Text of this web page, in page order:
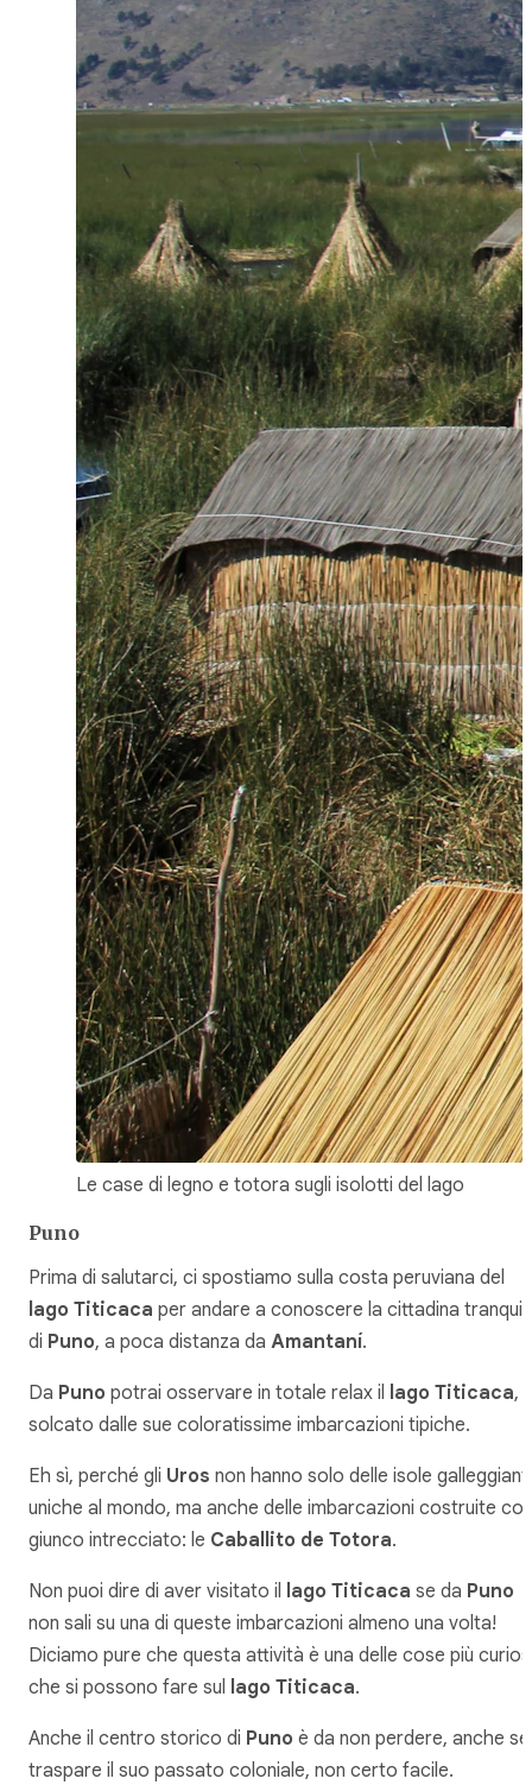
Le case di legno e totora sugli isolotti del lago
Puno
Prima di salutarci, ci spostiamo sulla costa peruviana del
lago Titicaca per andare a conoscere la cittadina
di Puno, a poca distanza da Amantaní.
Da Puno potrai osservare in totale relax il lago Titicaca,
solcato dalle sue coloratissime imbarcazioni tipiche.
Eh sì, perché gli Uros non hanno solo delle isole galleggianti
uniche al mondo, ma anche delle imbarcazioni costruite con
giunco intrecciato: le Caballito de Totora.
Non puoi dire di aver visitato il lago Titicaca se da Puno
non sali su una di queste imbarcazioni almeno una volta!
Diciamo pure che questa attività è una delle cose più
che si possono fare sul lago Titicaca.
Anche il centro storico di Puno è da non perdere, anche se
traspare il suo passato coloniale, non certo facile.